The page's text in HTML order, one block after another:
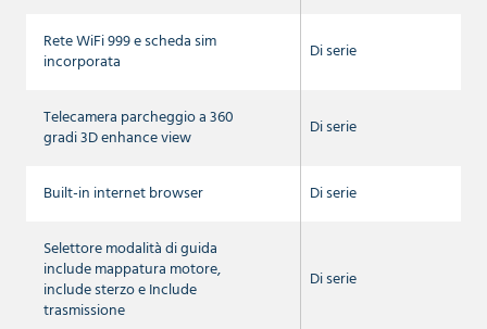
Rete WiFi 999 e scheda sim
incorporata
Di serie
Telecamera parcheggio a 360
gradi 3D enhance view
Di serie
Built-in internet browser Di serie
Selettore modalità di guida
include mappatura motore,
include sterzo e Include
trasmissione
Di serie